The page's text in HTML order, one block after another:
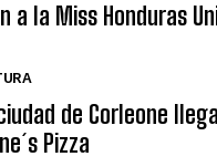
a la Miss Honduras
de Corleone
Pizza